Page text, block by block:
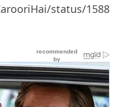
status/1588